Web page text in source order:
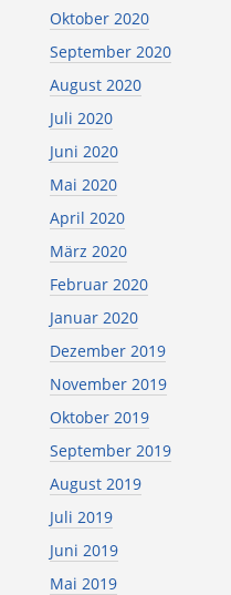
Oktober 2020
September 2020
August 2020
Juli 2020
Juni 2020
Mai 2020
April 2020
März 2020
Februar 2020
Januar 2020
Dezember 2019
November 2019
Oktober 2019
September 2019
August 2019
Juli 2019
Juni 2019
Mai 2019